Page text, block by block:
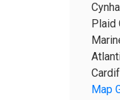
Plaid
Map